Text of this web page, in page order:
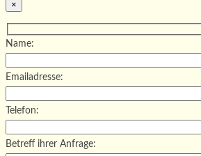
×
Name:
Emailadresse:
Telefon:
Betreff ihrer Anfrage: